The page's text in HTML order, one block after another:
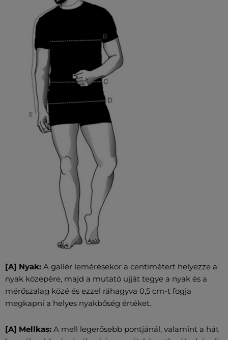
[A] Nyak: A gallér lemérésekor a centimétert helyezze a
nyak közepére, majd a mutató ujját tegye a nyak és a
mérőszalag közé és ezzel ráhagyva 0,5 cm-t fogja
megkapni a helyes nyakbőség értéket.
[A] Mellkas: A mell legerősebb pontjánál, valamint a hát